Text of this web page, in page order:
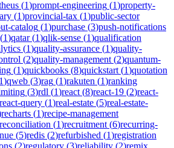
(1)prompt-engineering (1)property-
(1)provincial-tax (1)public-sector
catalog (1)purchase (3)push-notifications
(1)qatar(1)qlik-sense (1)qualification
(1)quality-assurance (1)quality-
(2)quality-management (2)quantum-
(1)quickbooks (8)quickstart (1)quotation
1)qweb (3)rag (1)rakuten (1)ranking
(3)rdl (1)react (8)react-19 (2)react-
react-query (1)real-estate (5)real-estate-
recharts (1)recipe-management
reconciliation (1)recruitment (6)recurring-
(5)redis (2)refurbished (1)registration
(2)regulatory (3)reliability (2)remix